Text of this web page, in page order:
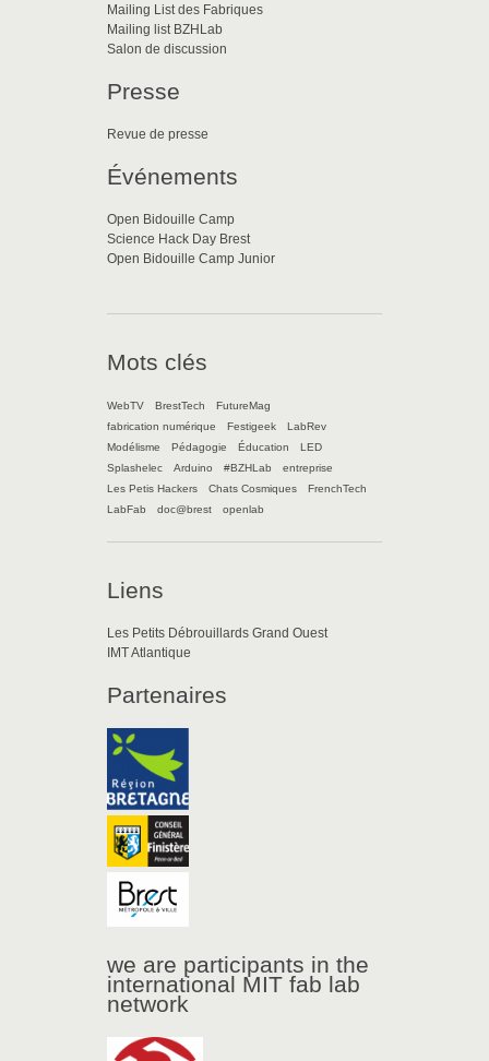
Mailing List des Fabriques
Mailing list BZHLab
Salon de discussion
Presse
Revue de presse
Événements
Open Bidouille Camp
Science Hack Day Brest
Open Bidouille Camp Junior
Mots clés
WebTV BrestTech
FutureMag
fabrication numérique
Festigeek
LabRev
Modélisme
Pédagogie Éducation
LED
Splashelec
Arduino #BZHLab
entreprise
Les Petis Hackers
Chats Cosmiques
FrenchTech
LabFab
doc@brest openlab
Liens
Les Petits Débrouillards Grand Ouest
IMT Atlantique
Partenaires
we are participants in the
international MIT fab lab
network